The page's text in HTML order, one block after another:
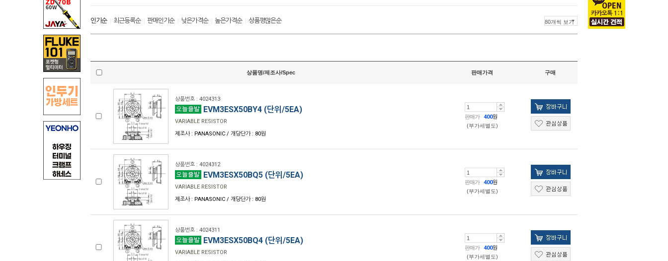
인기순| 최근등록순| 판매인기순| 낮은가격순| 높은가격순| 상품평많은순
상품명/제조사/Spec 판매가격 구매
상품번호 : 4024313
EVM3ESX50BY4 (단위/5EA)
VARIABLE RESISTOR
제조사 : PANASONIC / 개당단가 : 80원
판매가 400원
(부가세별도)
상품번호 : 4024312
EVM3ESX50BQ5 (단위/5EA)
VARIABLE RESISTOR
제조사 : PANASONIC / 개당단가 : 80원
판매가 400원
(부가세별도)
상품번호 : 4024311
EVM3ESX50BQ4 (단위/5EA)
VARIABLE RESISTOR
판매가 400원
(부가세별도)